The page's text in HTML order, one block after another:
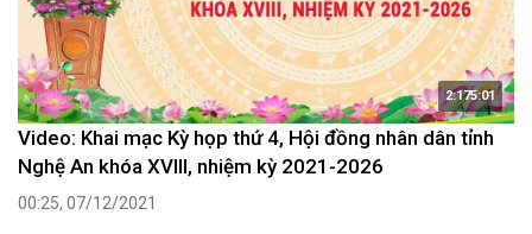
2:175:01
Video: Khai mạc Kỳ họp thứ 4, Hội đồng nhân dân tỉnh
Nghệ An khóa XVIII, nhiệm kỳ 2021-2026
00:25, 07/12/2021